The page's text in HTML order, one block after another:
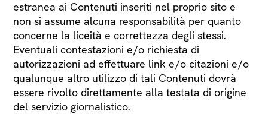
estranea ai Contenuti inseriti nel proprio sito e
non si assume alcuna responsabilità per quanto
concerne la liceità e correttezza degli stessi.
Eventuali contestazioni e/o richiesta di
autorizzazioni ad effettuare link e/o citazioni e/o
qualunque altro utilizzo di tali Contenuti dovrà
essere rivolto direttamente alla testata di origine
del servizio giornalistico.